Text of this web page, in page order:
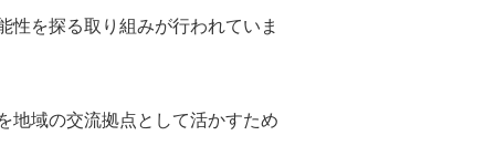
性を探る取り組みが行われていま
地域の交流拠点として活かすため